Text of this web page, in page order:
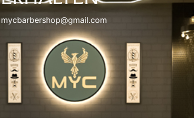
mycbarbershop@gmail.com